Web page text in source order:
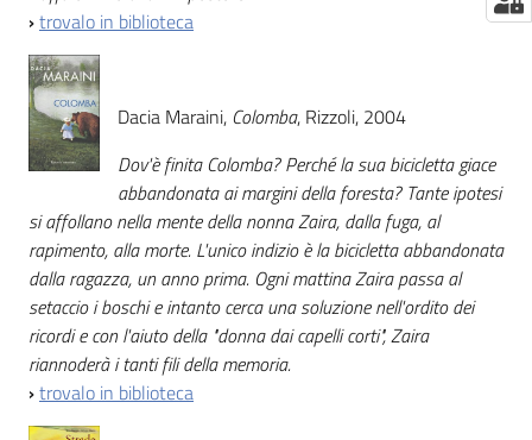
›trovalo in biblioteca
Dacia Maraini, Colomba, Rizzoli, 2004
Dov'è finita Colomba? Perché la sua bicicletta giace
abbandonata ai margini della foresta? Tante ipotesi
si affollano nella mente della nonna Zaira, dalla fuga, al
rapimento, alla morte. L'unico indizio è la bicicletta abbandonata
dalla ragazza, un anno prima. Ogni mattina Zaira passa al
setaccio i boschi e intanto cerca una soluzione nell'ordito dei
ricordi e con l'aiuto della "donna dai capelli corti", Zaira
riannoderà i tanti fili della memoria.
›trovalo in biblioteca